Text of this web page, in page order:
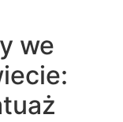
we